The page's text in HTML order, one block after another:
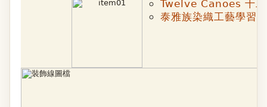
Twelve Canoes 十二
泰雅族染織工藝學習網